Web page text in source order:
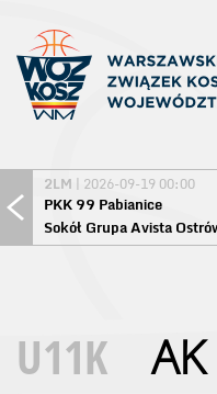
2LM | 2026-09-19 00:00
PKK 99 Pabianice
U11K